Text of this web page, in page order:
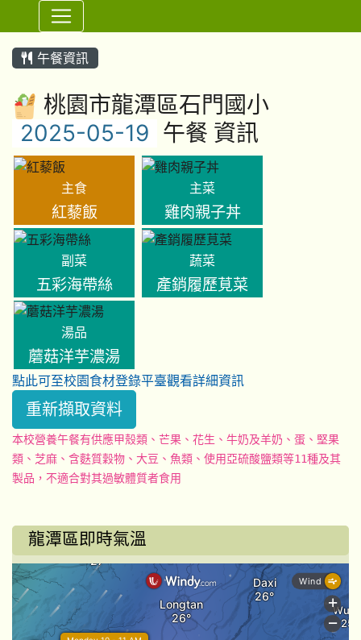
⏸
午餐資訊
桃園市龍潭區石門國小
午餐 資訊
主食
紅藜飯
主菜
雞肉親子丼
副菜
五彩海帶絲
蔬菜
產銷履歷莧菜
湯品
蘑菇洋芋濃湯
點此可至校園食材登錄平臺觀看詳細資訊
重新擷取資料
本校營養午餐有供應甲殼類、芒果、花生、牛奶及羊奶、蛋、堅果
類、芝麻、含麩質穀物、大豆、魚類、使用亞硫酸鹽類等11種及其
製品，不適合對其過敏體質者食用
龍潭區即時氣溫